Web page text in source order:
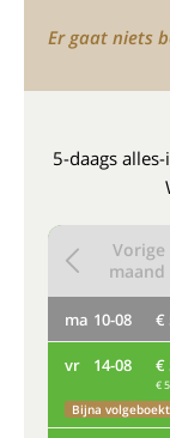
Er gaat niets
5-daags
Vorige
maand
ma 10-08 €
vr 14-08 €
€
Bijna volgeboekt